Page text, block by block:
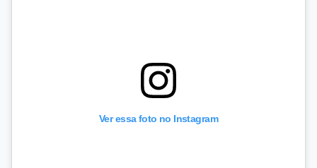
Ver essa foto no Instagram